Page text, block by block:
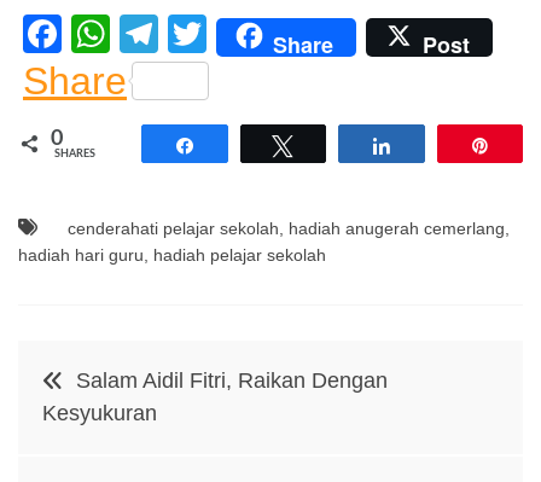
F
a
c
e
o
o
W
h
at
p
p
T
el
e
gr
m
T
wi
tt
er
Share Post
Share
0
SHARES
cenderahati pelajar sekolah hadiah anugerah cemerlang
hadiah hari guru
hadiah pelajar sekolah
navigation
Salam Aidil Fitri, Raikan Dengan
Kesyukuran